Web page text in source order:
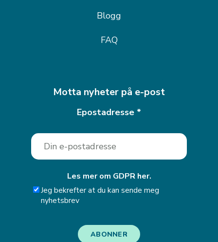
Blogg
FAQ
Motta nyheter på e-post
Epostadresse *
Les mer om GDPR her.
Jeg bekrefter at du kan sende meg
nyhetsbrev
ABONNER